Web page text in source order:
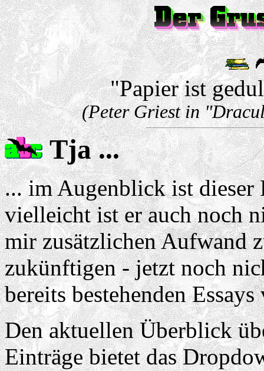
"Papier ist
(Peter Griest in
Tja ...
... im Augenblick ist
vielleicht ist er auch noch
mir zusätzlichen Aufwand
zukünftigen - jetzt noch
bereits bestehenden
Den aktuellen Überblick
Einträge bietet das